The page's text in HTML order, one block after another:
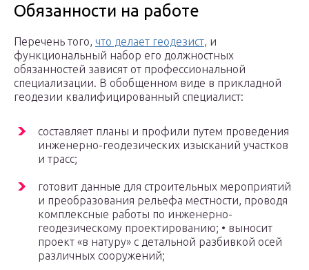
Обязанности на работе
Перечень того, что делает геодезист, и
функциональный набор его должностных
обязанностей зависят от профессиональной
специализации. В обобщенном виде в прикладной
геодезии квалифицированный специалист:
составляет планы и профили путем проведения
инженерно-геодезических изысканий участков
и трасс;
готовит данные для строительных мероприятий
и преобразования рельефа местности, проводя
комплексные работы по инженерно-
геодезическому проектированию; • выносит
проект «в натуру» с детальной разбивкой осей
различных сооружений;